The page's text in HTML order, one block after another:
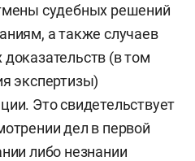
судебных решений
а также случаев
(в том
экспертизы)
Это свидетельствует
дел в первой
либо незнании